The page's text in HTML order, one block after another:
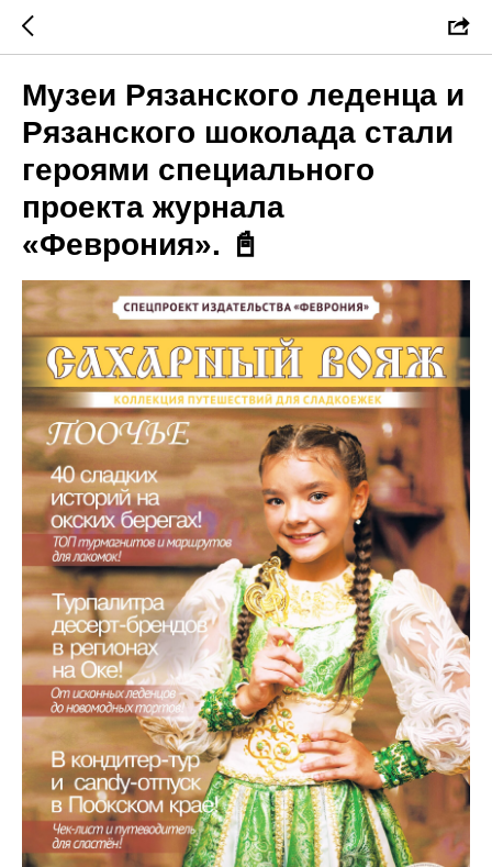
Музеи Рязанского леденца и
Рязанского шоколада стали
героями специального
проекта журнала
«Феврония». 📓